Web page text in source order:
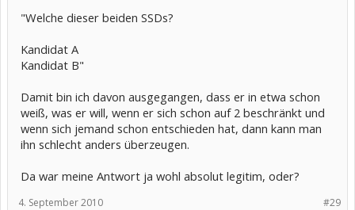
"Welche dieser beiden SSDs?
Kandidat A
Kandidat B"
Damit bin ich davon ausgegangen, dass er in etwa schon
weiß, was er will, wenn er sich schon auf 2 beschränkt und
wenn sich jemand schon entschieden hat, dann kann man
ihn schlecht anders überzeugen.
Da war meine Antwort ja wohl absolut legitim, oder?
#29
4. September 2010